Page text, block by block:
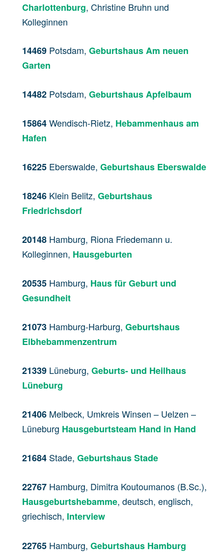
Charlottenburg, Christine Bruhn und
Kolleginnen
14469 Potsdam, Geburtshaus Am neuen
Garten
14482 Potsdam, Geburtshaus Apfelbaum
15864Wendisch-Rietz, Hebammenhaus am
Hafen
16225 Eberswalde, Geburtshaus Eberswalde
18246 Klein Belitz, Geburtshaus
Friedrichsdorf
20148 Hamburg, Riona Friedemann u.
Kolleginnen, Hausgeburten
20535 Hamburg, Haus für Geburt und
Gesundheit
21073 Hamburg-Harburg, Geburtshaus
Elbhebammenzentrum
21339 Lüneburg, Geburts- und Heilhaus
Lüneburg
21406 Melbeck, Umkreis Winsen – Uelzen –
Lüneburg Hausgeburtsteam Hand in Hand
21684 Stade, Geburtshaus Stade
22767 Hamburg, Dimitra Koutoumanos (B.Sc.),
Hausgeburtshebamme, deutsch, englisch,
griechisch, Interview
22765 Hamburg, Geburtshaus Hamburg